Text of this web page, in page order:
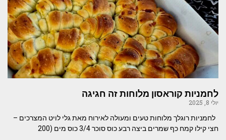
לחמניות קוראסון מלוחות זה חגיגה
יולי 8, 2025
לחמניות רוגלך מלוחות טעים ומעולה לאירוח מאת גלי לויט המצרכים –
חצי קילו קמח כף שמרים ביצה רבע כוס סוכר 3/4 כוס מים (200